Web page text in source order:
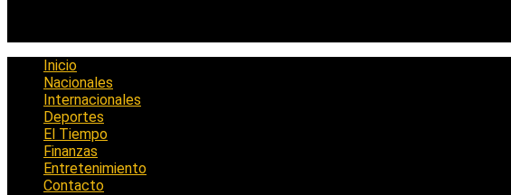
Inicio
Nacionales
Internacionales
Deportes
El Tiempo
Finanzas
Entretenimiento
Contacto